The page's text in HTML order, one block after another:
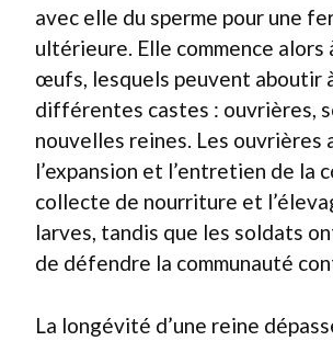
avec elle du sperme pour une
ultérieure. Elle commence alors
œufs, lesquels peuvent aboutir
différentes castes : ouvrières,
nouvelles reines. Les ouvrières
l’expansion et l’entretien de la
collecte de nourriture et
larves, tandis que les soldats
de défendre la communauté
La longévité d’une reine